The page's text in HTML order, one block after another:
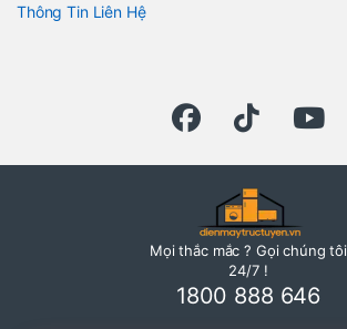
Thông Tin Liên Hệ
Mọi thắc mắc ? Gọi chúng tôi
24/7 !
1800 888 646